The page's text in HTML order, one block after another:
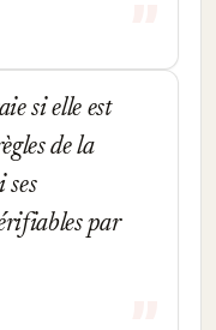
si elle est
de la
ses
par